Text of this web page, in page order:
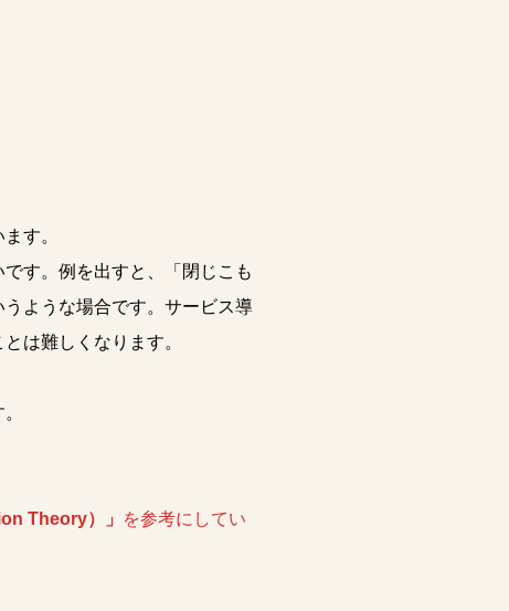
す。
す。例を出すと、「閉じこも
ような場合です。サービス導
は難しくなります。
Theory）」
を参考にしてい